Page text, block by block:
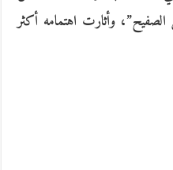
وأثارت اهتمامه أكثر